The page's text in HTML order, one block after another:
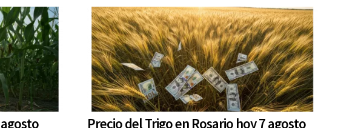
Precio del Trigo en Rosario hoy 7 agosto